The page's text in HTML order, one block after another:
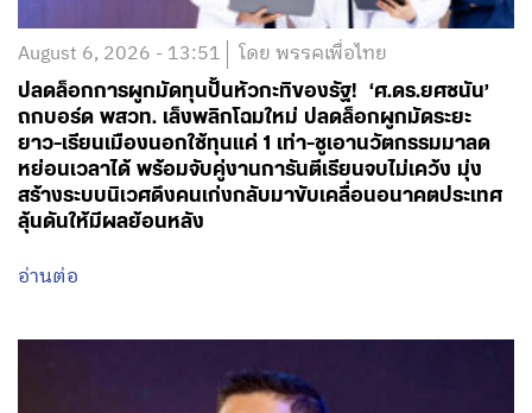
August 6, 2026 - 13:51 โดย พรรคเพื่อไทย
ปลดล็อกการผูกมัดทุนปั้นหัวกะทิของรัฐ! ‘ศ.ดร.ยศชนัน’
ถกบอร์ด พสวท. เล็งพลิกโฉมใหม่ ปลดล็อกผูกมัดระยะ
ยาว-เรียนเมืองนอกใช้ทุนแค่ 1 เท่า-ชูเอานวัตกรรมมาลด
หย่อนเวลาได้ พร้อมจับคู่งานการันตีเรียนจบไม่เคว้ง มุ่ง
สร้างระบบนิเวศดึงคนเก่งกลับมาขับเคลื่อนอนาคตประเทศ
ลุ้นดันให้มีผลย้อนหลัง
อ่านต่อ